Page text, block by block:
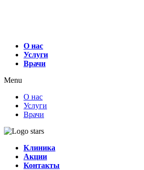
О нас
Услуги
Врачи
Menu
О нас
Услуги
Врачи
Клиника
Акции
Контакты